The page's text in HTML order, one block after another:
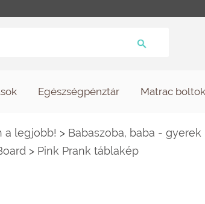
Egészségpénztár Matrac boltok
a legjobb! > Babaszoba, baba -
> Pink Prank táblakép